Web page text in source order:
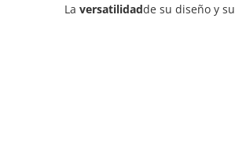
La versatilidadde su diseño y su